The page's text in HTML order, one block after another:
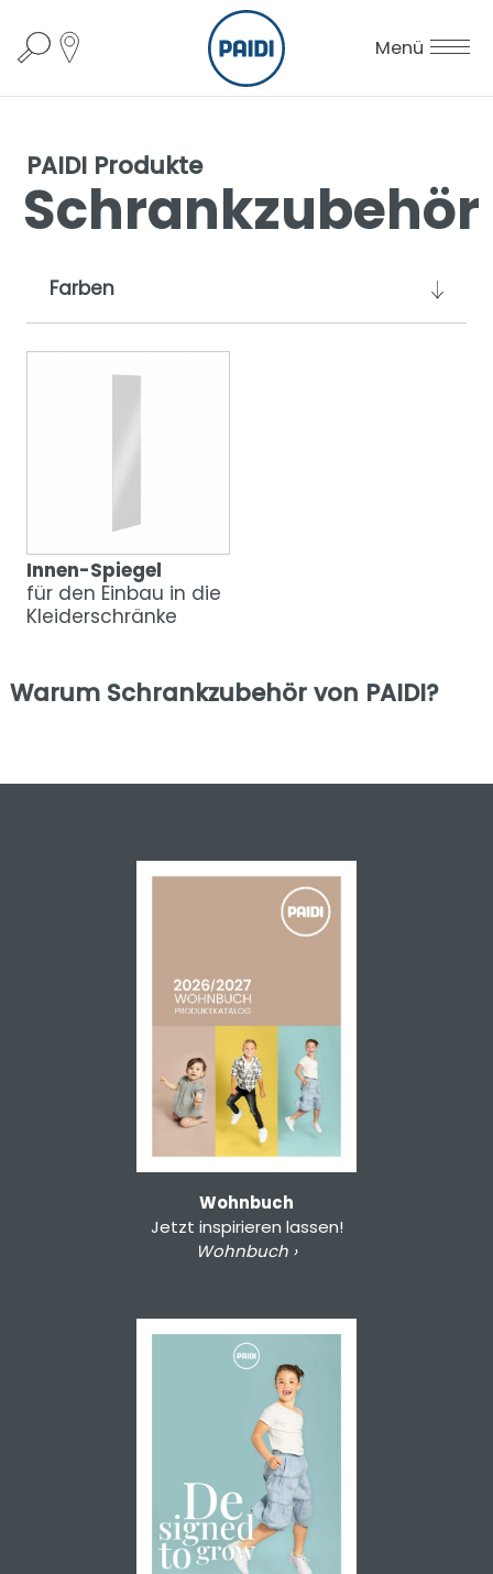
Menü
PAIDI Produkte
Schrankzubehör
Farben
Innen-Spiegel
für den Einbau in die
Kleiderschränke
Warum Schrankzubehör von PAIDI?
Wohnbuch
Jetzt inspirieren lassen!
Wohnbuch ›